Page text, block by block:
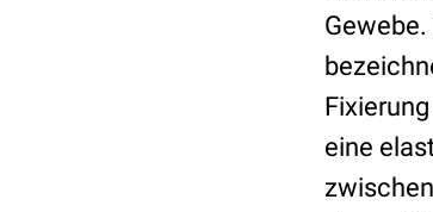
eine